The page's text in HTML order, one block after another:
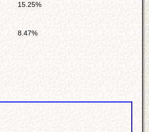
15.25%
8.47%